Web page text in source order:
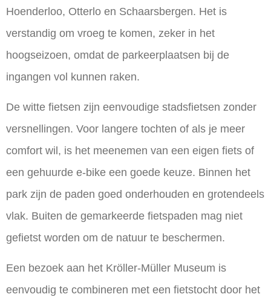
Hoenderloo, Otterlo en Schaarsbergen. Het is
verstandig om vroeg te komen, zeker in het
hoogseizoen, omdat de parkeerplaatsen bij de
ingangen vol kunnen raken.
De witte fietsen zijn eenvoudige stadsfietsen zonder
versnellingen. Voor langere tochten of als je meer
comfort wil, is het meenemen van een eigen fiets of
een gehuurde e-bike een goede keuze. Binnen het
park zijn de paden goed onderhouden en grotendeels
vlak. Buiten de gemarkeerde fietspaden mag niet
gefietst worden om de natuur te beschermen.
Een bezoek aan het Kröller-Müller Museum is
eenvoudig te combineren met een fietstocht door het